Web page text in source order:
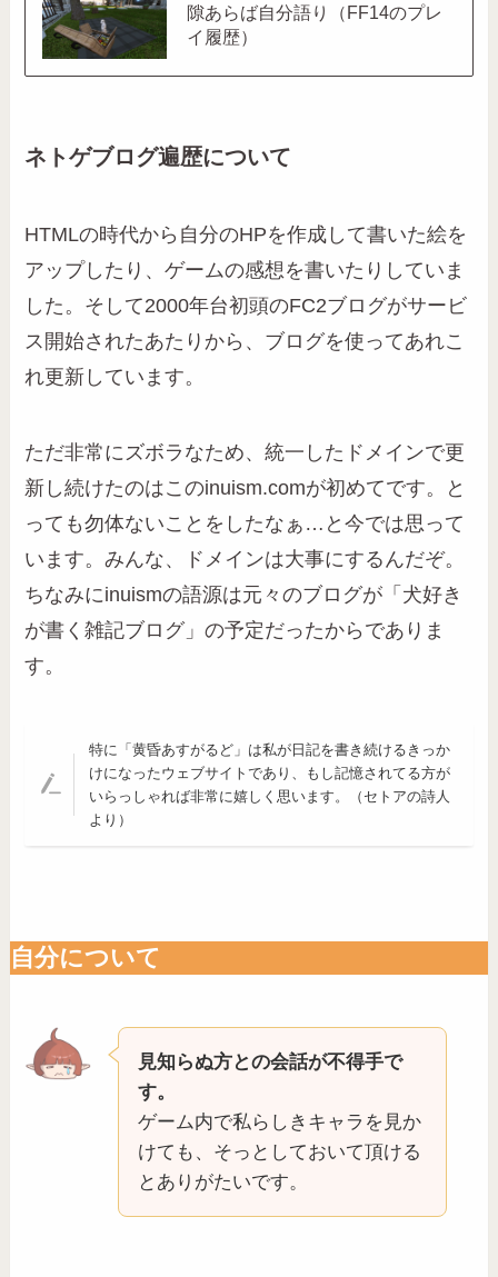
隙あらば自分語り（FF14のプレ
イ履歴）
ネトゲブログ遍歴について
HTMLの時代から自分のHPを作成して書いた絵を
アップしたり、ゲームの感想を書いたりしていま
した。そして2000年台初頭のFC2ブログがサービ
ス開始されたあたりから、ブログを使ってあれこ
れ更新しています。
ただ非常にズボラなため、統一したドメインで更
新し続けたのはこのinuism.comが初めてです。と
っても勿体ないことをしたなぁ…と今では思って
います。みんな、ドメインは大事にするんだぞ。
ちなみにinuismの語源は元々のブログが「犬好き
が書く雑記ブログ」の予定だったからでありま
す。
特に「黄昏あすがるど」は私が日記を書き続けるきっか
けになったウェブサイトであり、もし記憶されてる方が
いらっしゃれば非常に嬉しく思います。（セトアの詩人
より）
自分について
見知らぬ方との会話が不得手で
す。
ゲーム内で私らしきキャラを見か
けても、そっとしておいて頂ける
とありがたいです。